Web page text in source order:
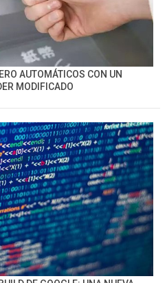
AUTOMÁTICOS CON UN
MODIFICADO